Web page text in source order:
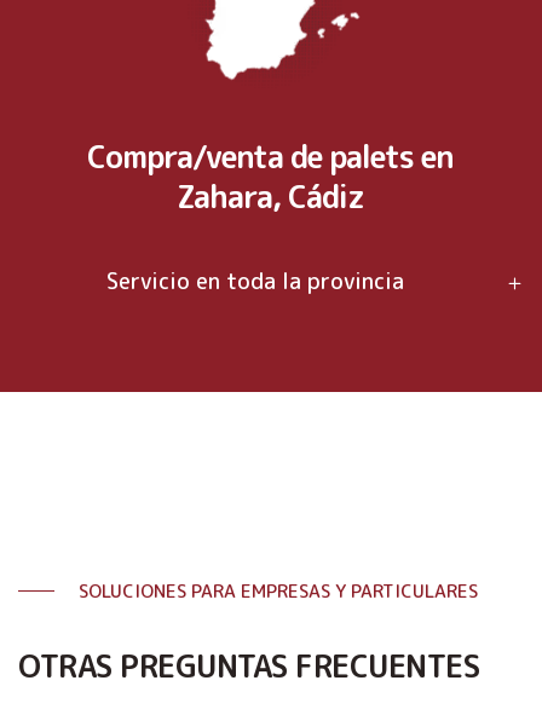
Compra/venta de palets en
Zahara, Cádiz
Servicio en toda la provincia
SOLUCIONES PARA EMPRESAS Y PARTICULARES
OTRAS PREGUNTAS FRECUENTES